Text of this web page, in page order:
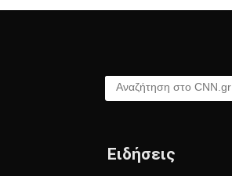
Αναζήτηση στο CNN.gr
Ειδήσεις